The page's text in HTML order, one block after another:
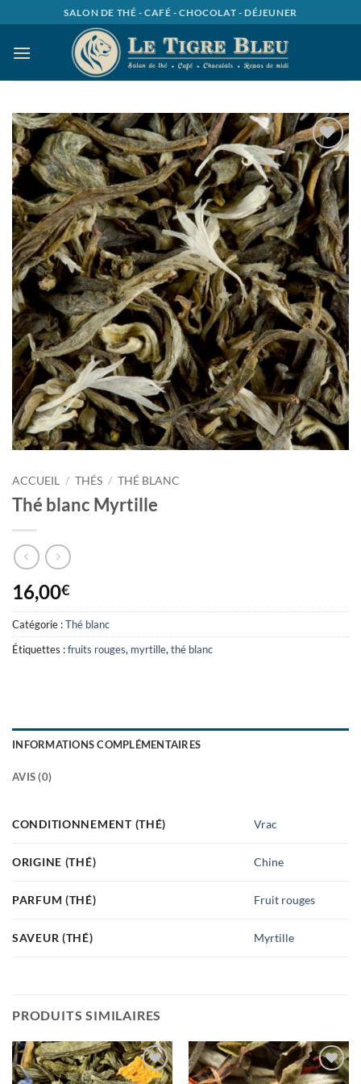
au
contenu
SALON DE THÉ - CAFÉ - CHOCOLAT - DÉJEUNER
Ajouter
à la
wishlist
ACCUEIL / THÉS / THÉ BLANC
Thé blanc Myrtille
16,00€
Catégorie :Thé blanc
Étiquettes :fruits rouges, myrtille,thé blanc
INFORMATIONS COMPLÉMENTAIRES
AVIS (0)
CONDITIONNEMENT (THÉ) Vrac
ORIGINE (THÉ) Chine
PARFUM (THÉ) Fruit rouges
SAVEUR (THÉ) Myrtille
PRODUITS SIMILAIRES
Ajouter Ajouter